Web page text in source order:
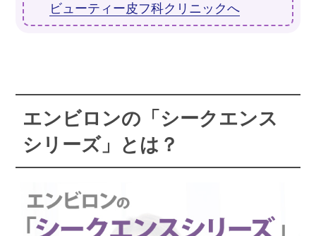
ビューティー皮フ科クリニックへ
エンビロンの「シークエンス
シリーズ」とは？